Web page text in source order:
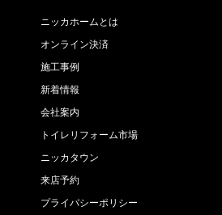
ニッカホームとは
オンライン決済
施工事例
新着情報
会社案内
トイレリフォーム市場
ニッカタウン
来店予約
プライバシーポリシー